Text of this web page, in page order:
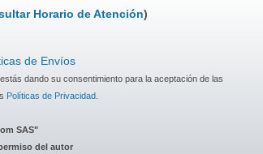
Horario de Atención)
de Envíos
dando su consentimiento para la aceptación de las
Políticas de Privacidad.
SAS"
del autor